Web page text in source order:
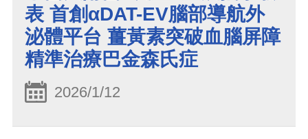
表 首創αDAT-EV腦部導航外
泌體平台 薑黃素突破血腦屏障
精準治療巴金森氏症
2026/1/12